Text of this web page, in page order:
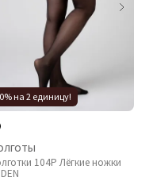
на 2 единицу!
104P Лёгкие ножки